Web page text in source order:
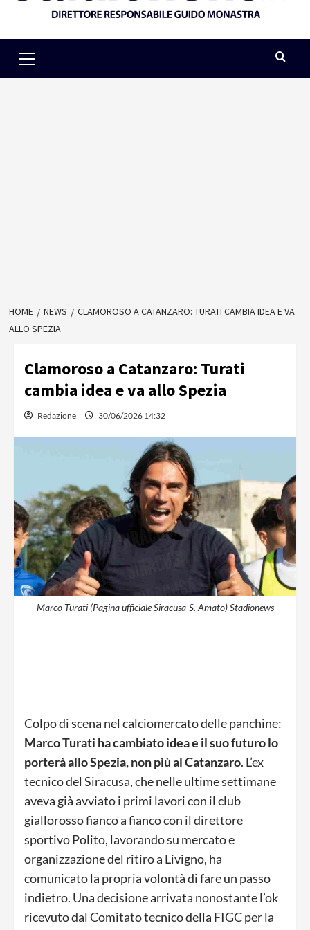
Menu
HOME NEWS
CLAMOROSO A CATANZARO: TURATI CAMBIA IDEA E VA
ALLO SPEZIA
Clamoroso a Catanzaro: Turati
cambia idea e va allo Spezia
Redazione 30/06/2026 14:32
Marco Turati (Pagina ufficiale Siracusa-S. Amato) Stadionews
Colpo di scena nel calciomercato delle panchine:
Marco Turati ha cambiato idea e il suo futuro lo
porterà allo Spezia, non più al Catanzaro. L’ex
tecnico del Siracusa, che nelle ultime settimane
aveva già avviato i primi lavori con il club
giallorosso fianco a fianco con il direttore
sportivo Polito, lavorando su mercato e
organizzazione del ritiro a Livigno, ha
comunicato la propria volontà di fare un passo
indietro. Una decisione arrivata nonostante l’ok
ricevuto dal Comitato tecnico della FIGC per la